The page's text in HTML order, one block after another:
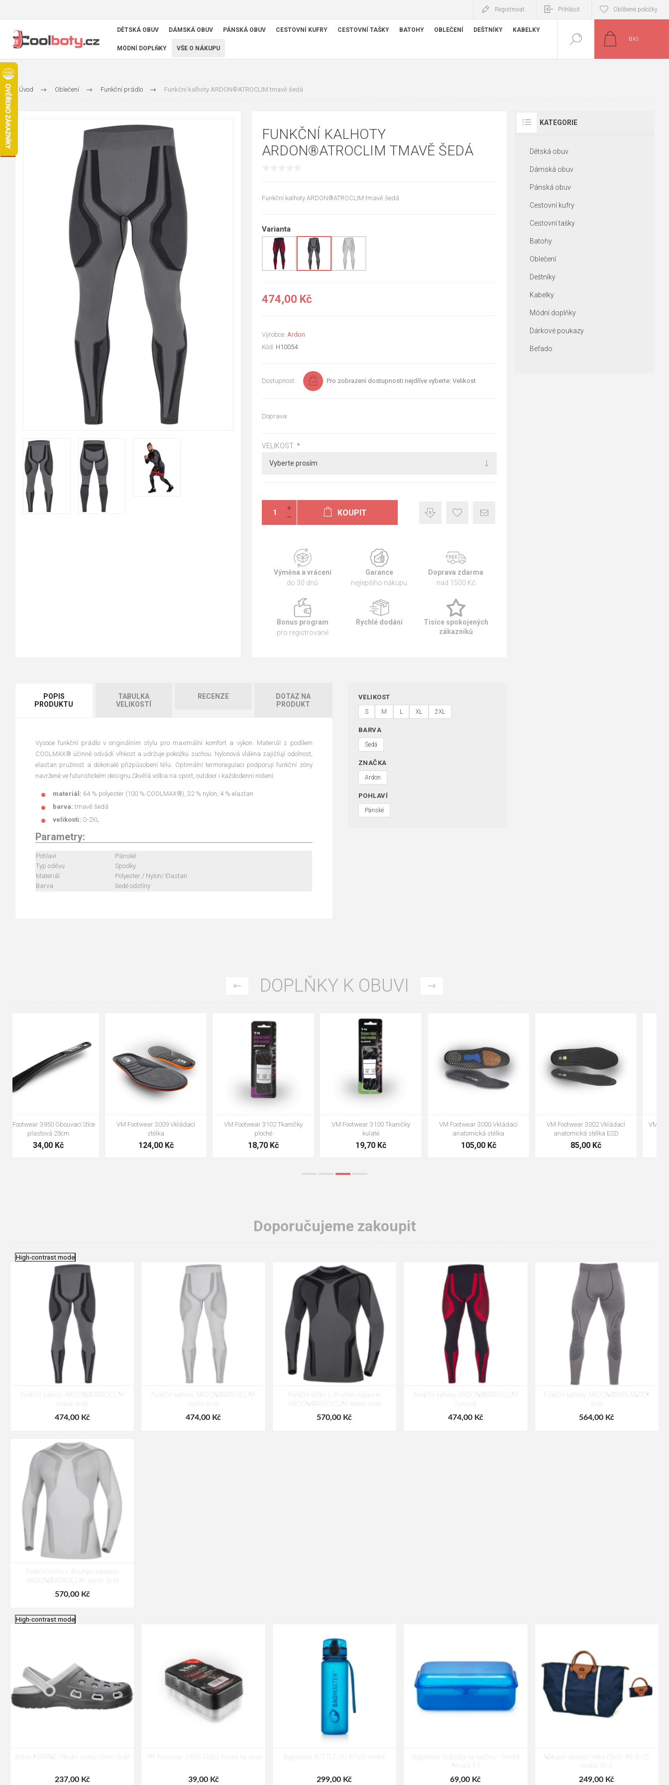
Registrovat Přihlásit Oblíbené položky
DĚTSKÁ OBUV DÁMSKÁ OBUV PÁNSKÁ OBUV CESTOVNÍ KUFRY CESTOVNÍ TAŠKY BATOHY OBLEČENÍ DEŠTNÍKY KABELKY
MÓDNÍ DOPLŇKY VŠE O NÁKUPU
0 KS
Úvod Oblečení Funkční prádlo Funkční kalhoty ARDON®ATROCLIM tmavě šedá
FUNKČNÍ KALHOTY
ARDON®ATROCLIM TMAVĚ ŠEDÁ
Funkční kalhoty ARDON®ATROCLIM tmavě šedá
Varianta
474,00 Kč
Výrobce: Ardon
Kód: H10054
Dostupnost: Pro zobrazení dostupnosti nejdříve vyberte: Velikost
Doprava:
VELIKOST: *
KOUPIT
Výměna a vrácení
do 30 dnů
Garance
nejlepšího nákupu
Doprava zdarma
nad 1500 Kč
Bonus program
pro registrované
Rychlé dodání
Tisíce spokojených
zákazníků
POPIS
PRODUKTU
TABULKA
VELIKOSTÍ
RECENZE
DOTAZ NA
PRODUKT
Vysoce funkční prádlo v originálním stylu pro maximální komfort a výkon. Materiál s podílem
COOLMAX® účinně odvádí vlhkost a udržuje pokožku suchou. Nylonová vlákna zajišťují odolnost,
elastan pružnost a dokonalé přizpůsobení tělu. Optimální termoregulaci podporují funkční zóny
navržené ve futuristickém designu.Skvělá volba na sport, outdoor i každodenní nošení.
materiál: 64 % polyester (100 % COOLMAX®), 32 % nylon, 4 % elastan
barva: tmavě šedá
velikosti: S-2XL
Parametry:
Pohlaví
Pánské
Typ oděvu
Spodky
Materiál
Polyester / Nylon/ Elastan
Barva
šedé odstíny
VELIKOST
S M L XL 2XL
BARVA
Šedá
ZNAČKA
Ardon
POHLAVÍ
Pánské
KATEGORIE
Dětská obuv
Dámská obuv
Pánská obuv
Cestovní kufry
Cestovní tašky
Batohy
Oblečení
Deštníky
Kabelky
Módní doplňky
Dárkové poukazy
Befado
DOPLŇKY K OBUVI
VM Footwear 3100 Tkaničky
kulaté
19,70 Kč
VM Footwear 3000 Vkládací
anatomická stélka
105,00 Kč
VM Footwear 3002 Vkládací
anatomická stélka ESD
85,00 Kč
36 37
47
VM Footwear 3900 Čistící houba
na obuv
39,00 Kč
VM Footwear 3600 Impregnace
water stop
239,00 Kč
Bennon ABSORBA XTR ESD vložka
99,00 Kč
Doporučujeme zakoupit
High-contrast mode
Funkční kalhoty ARDON®ATROCLIM
tmavě šedá
474,00 Kč
Funkční kalhoty ARDON®ATROCLIM
světle šedá
474,00 Kč
Funkční tričko s dlouhým rukávem
ARDON®ATROCLIM tmavě šedá
570,00 Kč
Funkční kalhoty ARDON®ATROCLIM
červená
474,00 Kč
Funkční kalhoty ARDON®BRILANTEX
šedá
564,00 Kč
Funkční tričko s dlouhým rukávem
ARDON®ATROCLIM světle šedá
570,00 Kč
High-contrast mode
Ardon MARINE Pánské crosky černo-šedé
237,00 Kč
VM Footwear 3900 Čistící houba na obuv
39,00 Kč
Bagmaster BOTTLE 20 B 0,5l modrá
299,00 Kč
Bagmaster Krabička na svačinu - modrá
Modrá 1 l
69,00 Kč
Nákupní skládací taška Dielle BS-3-05
modrá 30 L
249,00 Kč